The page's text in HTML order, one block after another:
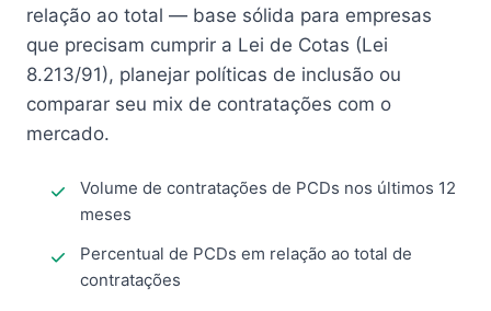
relação ao total — base sólida para empresas
que precisam cumprir a Lei de Cotas (Lei
8.213/91), planejar políticas de inclusão ou
comparar seu mix de contratações com o
mercado.
Volume de contratações de PCDs nos últimos 12
meses
Percentual de PCDs em relação ao total de
contratações